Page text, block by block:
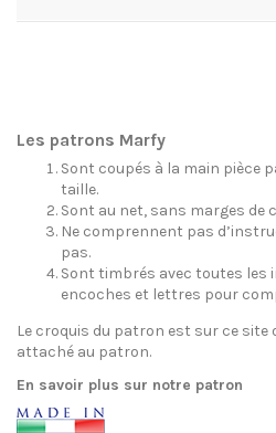
Les patrons Marfy
Sont coupés à la main pièce
taille.
Sont au net, sans marges de
Ne comprennent pas
pas.
Sont timbrés avec toutes les
encoches et lettres pour
Le croquis du patron est sur ce site
attaché au patron.
En savoir plus sur notre patron